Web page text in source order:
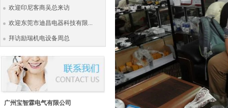
欢迎印尼客商吴总来访
欢迎东莞市迪昌电器科技有限...
拜访励瑞机电设备周总
广州宝智霖电气有限公司